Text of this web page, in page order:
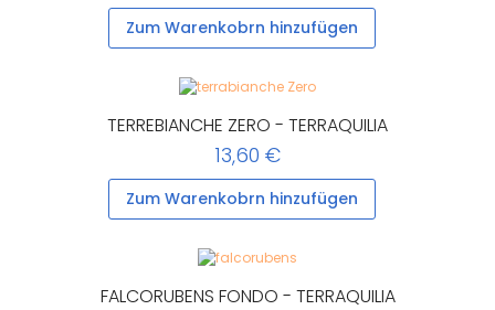
Zum Warenkobrn hinzufügen
TERREBIANCHE ZERO - TERRAQUILIA
13,60 €
Zum Warenkobrn hinzufügen
FALCORUBENS FONDO - TERRAQUILIA